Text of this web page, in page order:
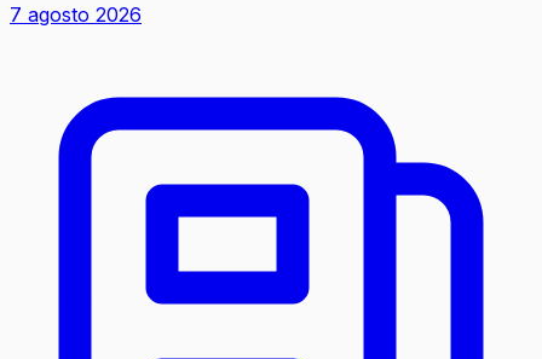
7 agosto 2026